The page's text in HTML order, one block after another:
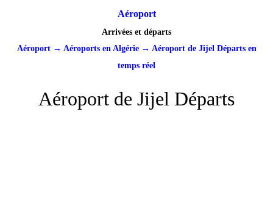
Aéroport
Arrivées et départs
Aéroport→ Aéroports en Algérie→ Aéroport de Jijel Départs en
temps réel
Aéroport de Jijel Départs